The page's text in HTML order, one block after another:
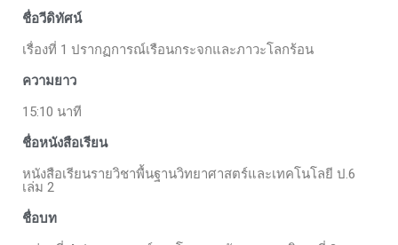
ชื่อวีดิทัศน์
เรื่องที่ 1 ปรากฏการณ์เรือนกระจกและภาวะโลกร้อน
ความยาว
15:10 นาที
ชื่อหนังสือเรียน
หนังสือเรียนรายวิชาพื้นฐานวิทยาศาสตร์และเทคโนโลยี ป.6
เล่ม 2
ชื่อบท